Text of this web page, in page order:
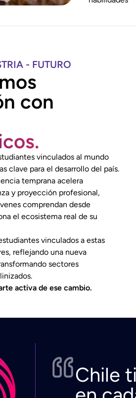
- FUTURO
con
vinculados al mundo
clave para el desarrollo del país.
temprana acelera
y proyección profesional,
comprendan desde
el ecosistema real de su
vinculados a estas
reflejando una nueva
sectores
activa de ese cambio.
Chile